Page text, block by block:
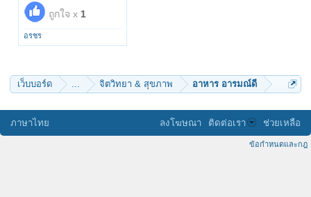
ถูกใจ x 1
อรชร
เว็บบอร์ด ... จิตวิทยา & สุขภาพ อาหาร อารมณ์ดี
ภาษาไทย ลงโฆษณา ติดต่อเรา ช่วยเหลือ
ข้อกำหนดและกฎ